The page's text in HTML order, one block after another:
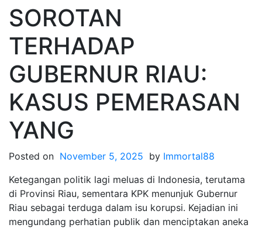
Sample Page
SOROTAN
TERHADAP
GUBERNUR RIAU:
KASUS PEMERASAN
YANG
Posted on November 5, 2025 by Immortal88
Ketegangan politik lagi meluas di Indonesia, terutama
di Provinsi Riau, sementara KPK menunjuk Gubernur
Riau sebagai terduga dalam isu korupsi. Kejadian ini
mengundang perhatian publik dan menciptakan aneka